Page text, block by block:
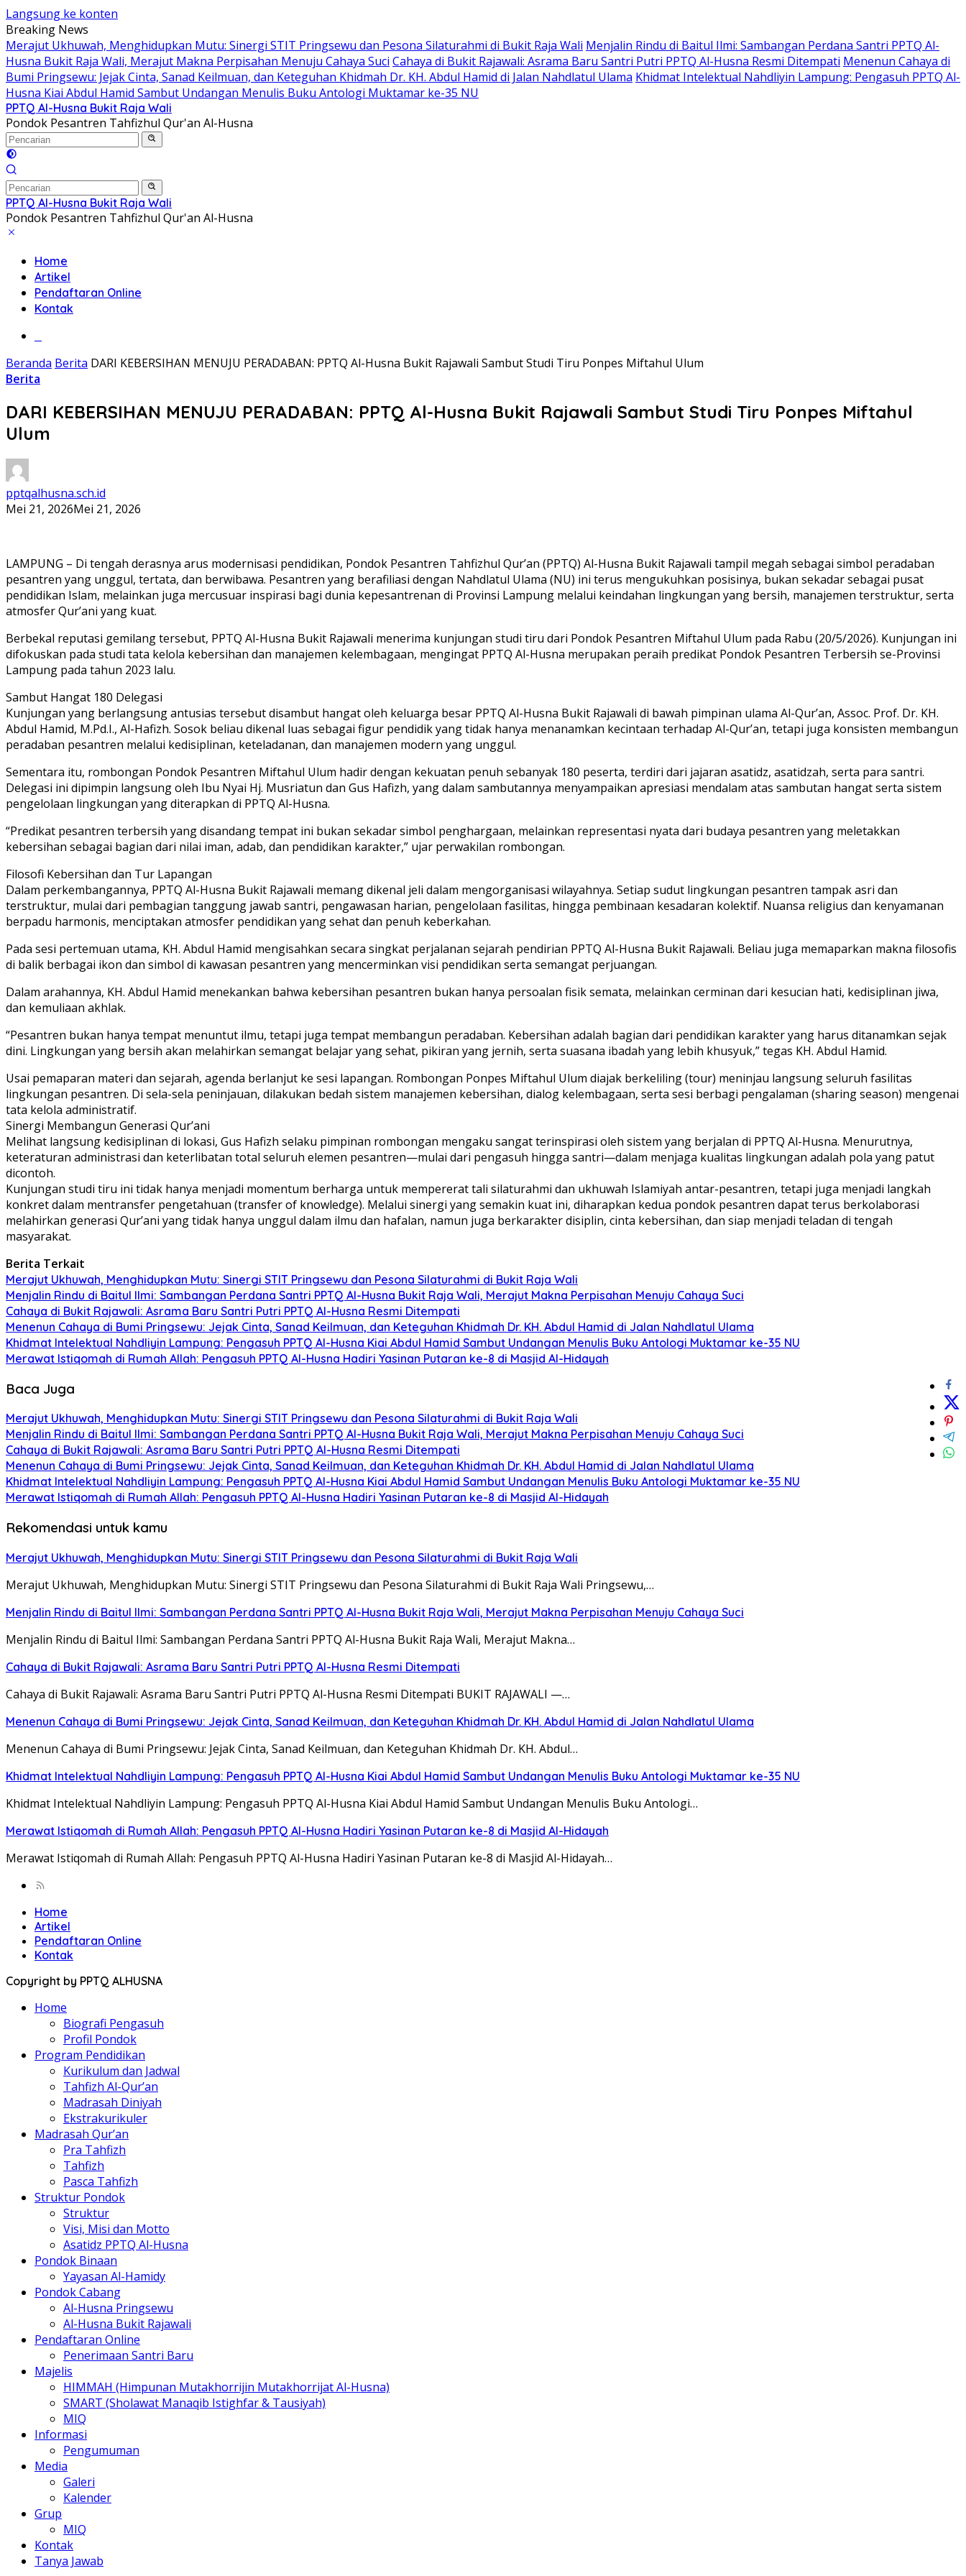
Langsung ke konten
Breaking News
Merajut Ukhuwah, Menghidupkan Mutu: Sinergi STIT Pringsewu dan Pesona Silaturahmi di Bukit Raja Wali Menjalin Rindu di Baitul Ilmi: Sambangan Perdana Santri PPTQ Al-
Husna Bukit Raja Wali, Merajut Makna Perpisahan Menuju Cahaya Suci Cahaya di Bukit Rajawali: Asrama Baru Santri Putri PPTQ Al-Husna Resmi Ditempati Menenun Cahaya di
Bumi Pringsewu: Jejak Cinta, Sanad Keilmuan, dan Keteguhan Khidmah Dr. KH. Abdul Hamid di Jalan Nahdlatul Ulama Khidmat Intelektual Nahdliyin Lampung: Pengasuh PPTQ Al-
Husna Kiai Abdul Hamid Sambut Undangan Menulis Buku Antologi Muktamar ke-35 NU
PPTQ Al-Husna Bukit Raja Wali
Pondok Pesantren Tahfizhul Qur'an Al-Husna
PPTQ Al-Husna Bukit Raja Wali
Pondok Pesantren Tahfizhul Qur'an Al-Husna
Home
Artikel
Pendaftaran Online
Kontak
Beranda Berita DARI KEBERSIHAN MENUJU PERADABAN: PPTQ Al-Husna Bukit Rajawali Sambut Studi Tiru Ponpes Miftahul Ulum
Berita
DARI KEBERSIHAN MENUJU PERADABAN: PPTQ Al-Husna Bukit Rajawali Sambut Studi Tiru Ponpes Miftahul
Ulum
pptqalhusna.sch.id
Mei 21, 2026Mei 21, 2026
LAMPUNG – Di tengah derasnya arus modernisasi pendidikan, Pondok Pesantren Tahfizhul Qur’an (PPTQ) Al-Husna Bukit Rajawali tampil megah sebagai simbol peradaban
pesantren yang unggul, tertata, dan berwibawa. Pesantren yang berafiliasi dengan Nahdlatul Ulama (NU) ini terus mengukuhkan posisinya, bukan sekadar sebagai pusat
pendidikan Islam, melainkan juga mercusuar inspirasi bagi dunia kepesantrenan di Provinsi Lampung melalui keindahan lingkungan yang bersih, manajemen terstruktur, serta
atmosfer Qur’ani yang kuat.
Berbekal reputasi gemilang tersebut, PPTQ Al-Husna Bukit Rajawali menerima kunjungan studi tiru dari Pondok Pesantren Miftahul Ulum pada Rabu (20/5/2026). Kunjungan ini
difokuskan pada studi tata kelola kebersihan dan manajemen kelembagaan, mengingat PPTQ Al-Husna merupakan peraih predikat Pondok Pesantren Terbersih se-Provinsi
Lampung pada tahun 2023 lalu.
Sambut Hangat 180 Delegasi
Kunjungan yang berlangsung antusias tersebut disambut hangat oleh keluarga besar PPTQ Al-Husna Bukit Rajawali di bawah pimpinan ulama Al-Qur’an, Assoc. Prof. Dr. KH.
Abdul Hamid, M.Pd.I., Al-Hafizh. Sosok beliau dikenal luas sebagai figur pendidik yang tidak hanya menanamkan kecintaan terhadap Al-Qur’an, tetapi juga konsisten membangun
peradaban pesantren melalui kedisiplinan, keteladanan, dan manajemen modern yang unggul.
Sementara itu, rombongan Pondok Pesantren Miftahul Ulum hadir dengan kekuatan penuh sebanyak 180 peserta, terdiri dari jajaran asatidz, asatidzah, serta para santri.
Delegasi ini dipimpin langsung oleh Ibu Nyai Hj. Musriatun dan Gus Hafizh, yang dalam sambutannya menyampaikan apresiasi mendalam atas sambutan hangat serta sistem
pengelolaan lingkungan yang diterapkan di PPTQ Al-Husna.
“Predikat pesantren terbersih yang disandang tempat ini bukan sekadar simbol penghargaan, melainkan representasi nyata dari budaya pesantren yang meletakkan
kebersihan sebagai bagian dari nilai iman, adab, dan pendidikan karakter,” ujar perwakilan rombongan.
Filosofi Kebersihan dan Tur Lapangan
Dalam perkembangannya, PPTQ Al-Husna Bukit Rajawali memang dikenal jeli dalam mengorganisasi wilayahnya. Setiap sudut lingkungan pesantren tampak asri dan
terstruktur, mulai dari pembagian tanggung jawab santri, pengawasan harian, pengelolaan fasilitas, hingga pembinaan kesadaran kolektif. Nuansa religius dan kenyamanan
berpadu harmonis, menciptakan atmosfer pendidikan yang sehat dan penuh keberkahan.
Pada sesi pertemuan utama, KH. Abdul Hamid mengisahkan secara singkat perjalanan sejarah pendirian PPTQ Al-Husna Bukit Rajawali. Beliau juga memaparkan makna filosofis
di balik berbagai ikon dan simbol di kawasan pesantren yang mencerminkan visi pendidikan serta semangat perjuangan.
Dalam arahannya, KH. Abdul Hamid menekankan bahwa kebersihan pesantren bukan hanya persoalan fisik semata, melainkan cerminan dari kesucian hati, kedisiplinan jiwa,
dan kemuliaan akhlak.
“Pesantren bukan hanya tempat menuntut ilmu, tetapi juga tempat membangun peradaban. Kebersihan adalah bagian dari pendidikan karakter yang harus ditanamkan sejak
dini. Lingkungan yang bersih akan melahirkan semangat belajar yang sehat, pikiran yang jernih, serta suasana ibadah yang lebih khusyuk,” tegas KH. Abdul Hamid.
Usai pemaparan materi dan sejarah, agenda berlanjut ke sesi lapangan. Rombongan Ponpes Miftahul Ulum diajak berkeliling (tour) meninjau langsung seluruh fasilitas
lingkungan pesantren. Di sela-sela peninjauan, dilakukan bedah sistem manajemen kebersihan, dialog kelembagaan, serta sesi berbagi pengalaman (sharing season) mengenai
tata kelola administratif.
Sinergi Membangun Generasi Qur’ani
Melihat langsung kedisiplinan di lokasi, Gus Hafizh selaku pimpinan rombongan mengaku sangat terinspirasi oleh sistem yang berjalan di PPTQ Al-Husna. Menurutnya,
keteraturan administrasi dan keterlibatan total seluruh elemen pesantren—mulai dari pengasuh hingga santri—dalam menjaga kualitas lingkungan adalah pola yang patut
dicontoh.
Kunjungan studi tiru ini tidak hanya menjadi momentum berharga untuk mempererat tali silaturahmi dan ukhuwah Islamiyah antar-pesantren, tetapi juga menjadi langkah
konkret dalam mentransfer pengetahuan (transfer of knowledge). Melalui sinergi yang semakin kuat ini, diharapkan kedua pondok pesantren dapat terus berkolaborasi
melahirkan generasi Qur’ani yang tidak hanya unggul dalam ilmu dan hafalan, namun juga berkarakter disiplin, cinta kebersihan, dan siap menjadi teladan di tengah
masyarakat.
Berita Terkait
Merajut Ukhuwah, Menghidupkan Mutu: Sinergi STIT Pringsewu dan Pesona Silaturahmi di Bukit Raja Wali
Menjalin Rindu di Baitul Ilmi: Sambangan Perdana Santri PPTQ Al-Husna Bukit Raja Wali, Merajut Makna Perpisahan Menuju Cahaya Suci
Cahaya di Bukit Rajawali: Asrama Baru Santri Putri PPTQ Al-Husna Resmi Ditempati
Menenun Cahaya di Bumi Pringsewu: Jejak Cinta, Sanad Keilmuan, dan Keteguhan Khidmah Dr. KH. Abdul Hamid di Jalan Nahdlatul Ulama
Khidmat Intelektual Nahdliyin Lampung: Pengasuh PPTQ Al-Husna Kiai Abdul Hamid Sambut Undangan Menulis Buku Antologi Muktamar ke-35 NU
Merawat Istiqomah di Rumah Allah: Pengasuh PPTQ Al-Husna Hadiri Yasinan Putaran ke-8 di Masjid Al-Hidayah
Baca Juga
Merajut Ukhuwah, Menghidupkan Mutu: Sinergi STIT Pringsewu dan Pesona Silaturahmi di Bukit Raja Wali
Menjalin Rindu di Baitul Ilmi: Sambangan Perdana Santri PPTQ Al-Husna Bukit Raja Wali, Merajut Makna Perpisahan Menuju Cahaya Suci
Cahaya di Bukit Rajawali: Asrama Baru Santri Putri PPTQ Al-Husna Resmi Ditempati
Menenun Cahaya di Bumi Pringsewu: Jejak Cinta, Sanad Keilmuan, dan Keteguhan Khidmah Dr. KH. Abdul Hamid di Jalan Nahdlatul Ulama
Khidmat Intelektual Nahdliyin Lampung: Pengasuh PPTQ Al-Husna Kiai Abdul Hamid Sambut Undangan Menulis Buku Antologi Muktamar ke-35 NU
Merawat Istiqomah di Rumah Allah: Pengasuh PPTQ Al-Husna Hadiri Yasinan Putaran ke-8 di Masjid Al-Hidayah
Rekomendasi untuk kamu
Merajut Ukhuwah, Menghidupkan Mutu: Sinergi STIT Pringsewu dan Pesona Silaturahmi di Bukit Raja Wali
Merajut Ukhuwah, Menghidupkan Mutu: Sinergi STIT Pringsewu dan Pesona Silaturahmi di Bukit Raja Wali Pringsewu,…
Menjalin Rindu di Baitul Ilmi: Sambangan Perdana Santri PPTQ Al-Husna Bukit Raja Wali, Merajut Makna Perpisahan Menuju Cahaya Suci
Menjalin Rindu di Baitul Ilmi: Sambangan Perdana Santri PPTQ Al-Husna Bukit Raja Wali, Merajut Makna…
Cahaya di Bukit Rajawali: Asrama Baru Santri Putri PPTQ Al-Husna Resmi Ditempati
Cahaya di Bukit Rajawali: Asrama Baru Santri Putri PPTQ Al-Husna Resmi Ditempati BUKIT RAJAWALI —…
Menenun Cahaya di Bumi Pringsewu: Jejak Cinta, Sanad Keilmuan, dan Keteguhan Khidmah Dr. KH. Abdul Hamid di Jalan Nahdlatul Ulama
Menenun Cahaya di Bumi Pringsewu: Jejak Cinta, Sanad Keilmuan, dan Keteguhan Khidmah Dr. KH. Abdul…
Khidmat Intelektual Nahdliyin Lampung: Pengasuh PPTQ Al-Husna Kiai Abdul Hamid Sambut Undangan Menulis Buku Antologi Muktamar ke-35 NU
Khidmat Intelektual Nahdliyin Lampung: Pengasuh PPTQ Al-Husna Kiai Abdul Hamid Sambut Undangan Menulis Buku Antologi…
Merawat Istiqomah di Rumah Allah: Pengasuh PPTQ Al-Husna Hadiri Yasinan Putaran ke-8 di Masjid Al-Hidayah
Merawat Istiqomah di Rumah Allah: Pengasuh PPTQ Al-Husna Hadiri Yasinan Putaran ke-8 di Masjid Al-Hidayah…
Home
Artikel
Pendaftaran Online
Kontak
Copyright by PPTQ ALHUSNA
Home
Biografi Pengasuh
Profil Pondok
Program Pendidikan
Kurikulum dan Jadwal
Tahfizh Al-Qur’an
Madrasah Diniyah
Ekstrakurikuler
Madrasah Qur’an
Pra Tahfizh
Tahfizh
Pasca Tahfizh
Struktur Pondok
Struktur
Visi, Misi dan Motto
Asatidz PPTQ Al-Husna
Pondok Binaan
Yayasan Al-Hamidy
Pondok Cabang
Al-Husna Pringsewu
Al-Husna Bukit Rajawali
Pendaftaran Online
Penerimaan Santri Baru
Majelis
HIMMAH (Himpunan Mutakhorrijin Mutakhorrijat Al-Husna)
SMART (Sholawat Manaqib Istighfar & Tausiyah)
MIQ
Informasi
Pengumuman
Media
Galeri
Kalender
Grup
MIQ
Kontak
Tanya Jawab